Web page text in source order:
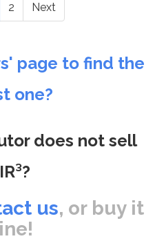
2 Next
page to find the
one?
does not sell
us, or buy it